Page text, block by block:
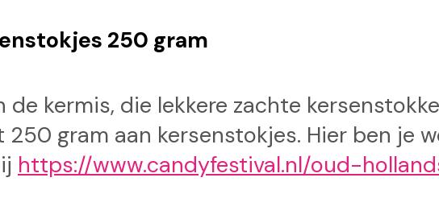
250 gram
de kermis, die lekkere zachte
gram aan kersenstokjes. Hier ben je
https://www.candyfestival.nl/oud-